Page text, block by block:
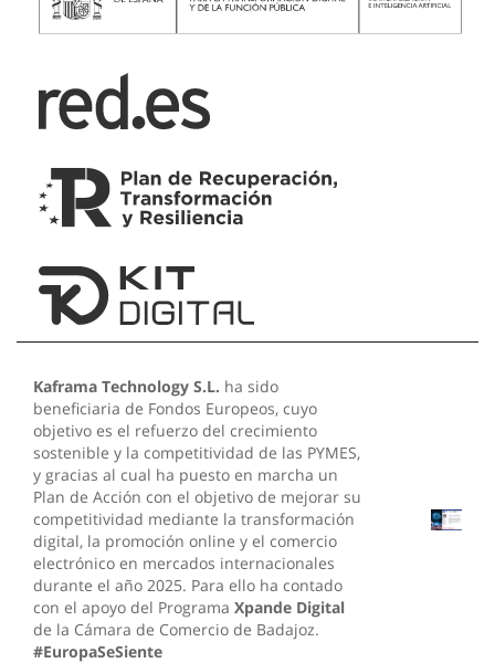
Kaframa Technology S.L. ha sido
beneficiaria de Fondos Europeos, cuyo
objetivo es el refuerzo del crecimiento
sostenible y la competitividad de las PYMES,
y gracias al cual ha puesto en marcha un
Plan de Acción con el objetivo de mejorar su
competitividad mediante la transformación
digital, la promoción online y el comercio
electrónico en mercados internacionales
durante el año 2025. Para ello ha contado
con el apoyo del Programa Xpande Digital
de la Cámara de Comercio de Badajoz.
#EuropaSeSiente